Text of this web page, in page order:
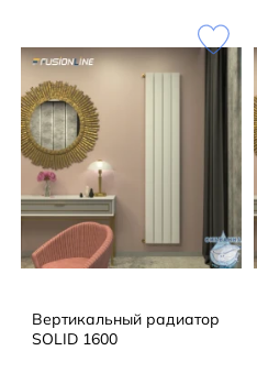
Вертикальный радиатор
SOLID 1600